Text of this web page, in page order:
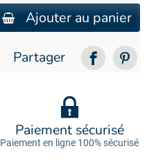
Ajouter au panier
Partager
Paiement sécurisé
Paiement en ligne 100% sécurisé